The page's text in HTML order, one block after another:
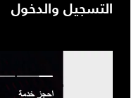
التسجيل والدخول